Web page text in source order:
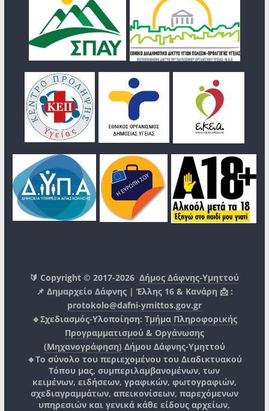
🔰 Copyright © 2017-2026Δήμος Δάφνης-Υμηττού
📌 Δημαρχείο Δάφνης | Έλλης 16 & Κανάρη 📩 :
protokolo@dafni-ymittos.gov.gr
🔹Σχεδιασμός-Υλοποίηση: Τμήμα Πληροφορικής
Προγραμματισμού & Οργάνωσης
(Μηχανογράφηση) Δήμου Δάφνης-Υμηττού
🔸Το σύνολο του περιεχομένου του Διαδικτυακού
Τόπου μας, συμπεριλαμβανομένων, των
κειμένων, ειδήσεων, γραφικών, φωτογραφιών,
σχεδιαγραμμάτων, απεικονίσεων, παρεχόμενων
υπηρεσιών και γενικά κάθε είδους αρχείων,